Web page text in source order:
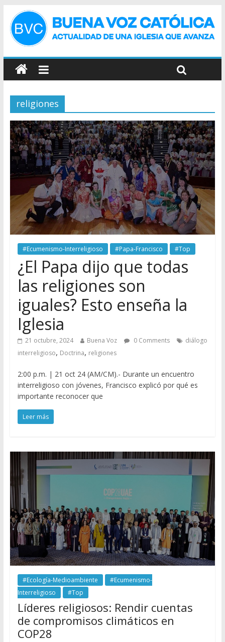
religiones
#Ecumenismo-Interreligioso #Papa-Francisco #Top
¿El Papa dijo que todas
las religiones son
iguales? Esto enseña la
Iglesia
21 octubre, 2024 Buena Voz 0 Comments
diálogo
interreligioso, Doctrina, religiones
2:00 p.m. | 21 oct 24 (AM/CM).- Durante un encuentro
interreligioso con jóvenes, Francisco explicó por qué es
importante reconocer que
Leer más
#Ecología-Medioambiente
#Ecumenismo-
Interreligioso
#Top
Líderes religiosos: Rendir cuentas
de compromisos climáticos en
COP28